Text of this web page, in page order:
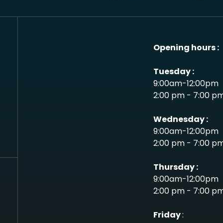
Opening hours :
Tuesday :
9:00am-12:00pm
2:00 pm - 7:00
Wednesday :
9:00am-12:00pm
2:00 pm - 7:00
Thursday :
9:00am-12:00pm
2:00 pm - 7:00
Friday: